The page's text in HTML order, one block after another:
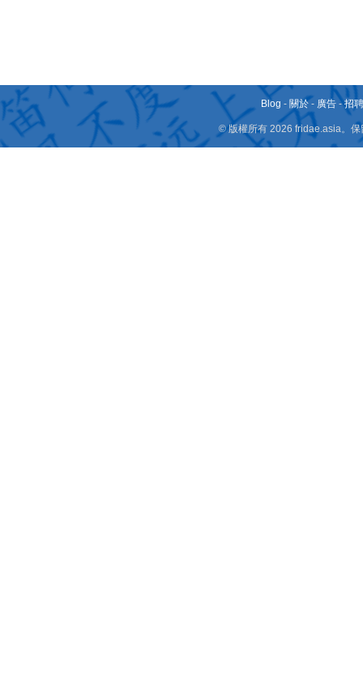
Blog - 關於 - 廣告 -招
© 版權所有 2026 fridae.asia。